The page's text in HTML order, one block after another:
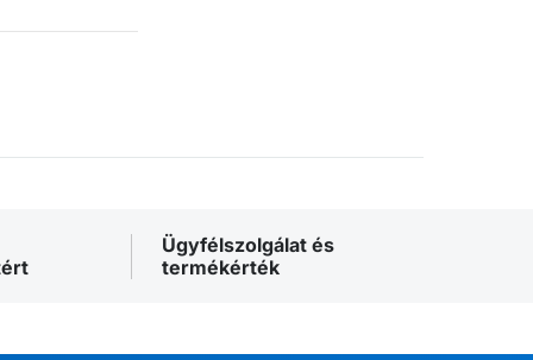
Ügyfélszolgálat és
termékérték